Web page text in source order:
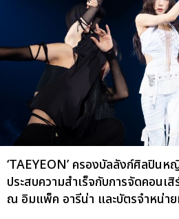
‘TAEYEON’ ครองบัลลังก์ศิลปิน
ประสบความสำเร็จกับการจัดคอนเ
ณ อิมแพ็ค อารีน่า และบัตรจำหน่า